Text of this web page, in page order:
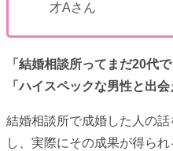
才Aさん
「結婚相談所ってまだ20代
「ハイスペックな男性と出会
結婚相談所で成婚した人の
し、実際にその成果が得ら